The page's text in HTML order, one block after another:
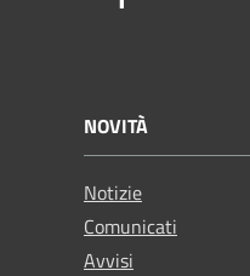
NOVITÀ
Notizie
Comunicati
Avvisi